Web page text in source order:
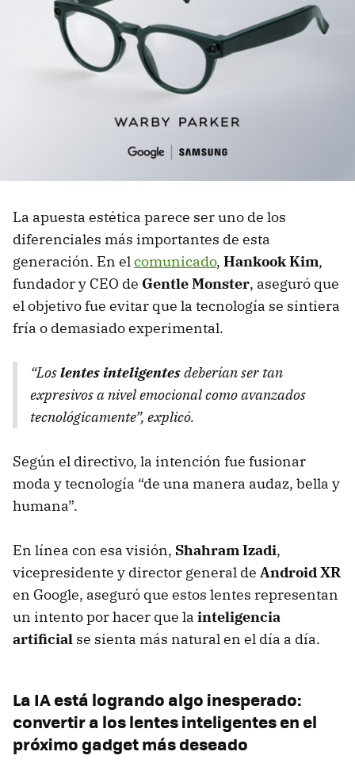
La apuesta estética parece ser uno de los
diferenciales más importantes de esta
generación. En elcomunicado, Hankook Kim,
fundador y CEO de Gentle Monster, aseguró que
el objetivo fue evitar que la tecnología se sintiera
fría o demasiado experimental.
“Loslentes inteligentesdeberían ser tan
expresivos a nivel emocional como avanzados
tecnológicamente”, explicó.
Según el directivo, la intención fue fusionar
moda y tecnología “de una manera audaz, bella y
humana”.
En línea con esa visión, Shahram Izadi,
vicepresidente y director general de Android XR
en Google, aseguró que estos lentes representan
un intento por hacer que la inteligencia
artificial se sienta más natural en el día a día.
La IA está logrando algo inesperado:
convertir a los lentes inteligentes en el
próximo gadget más deseado